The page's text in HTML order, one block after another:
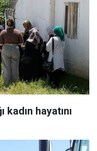
kadın hayatını